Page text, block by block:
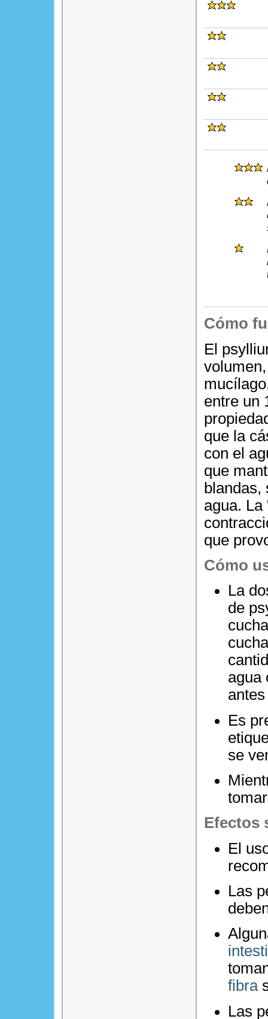
Cómo
El
entre un
que la
con el
que
blandas,
agua.
que
Cómo
La
de
agua
Es
se
Efectos
El
Las
fibra
Las